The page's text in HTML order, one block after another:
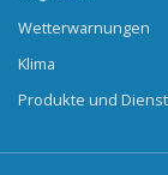
Wetterwarnungen
Klima
Produkte und